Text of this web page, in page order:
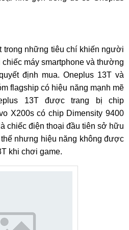
trong những tiêu chí khiến người
máy smartphone và thường
định mua. Oneplus 13T và
flagship có hiệu năng mạnh mẽ
13T được trang bị chip
X200s có chip Dimensity 9400
chiếc điện thoại đầu tiên sở hữu
nhưng hiệu năng không được
khi chơi game.